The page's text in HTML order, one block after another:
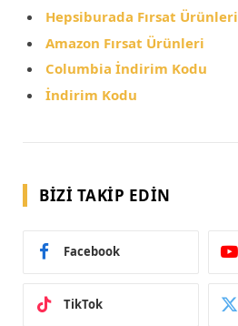
Hepsiburada Fırsat Ürünleri
Amazon Fırsat Ürünleri
Columbia İndirim Kodu
İndirim Kodu
BIZI TAKIP EDIN
Facebook
TikTok